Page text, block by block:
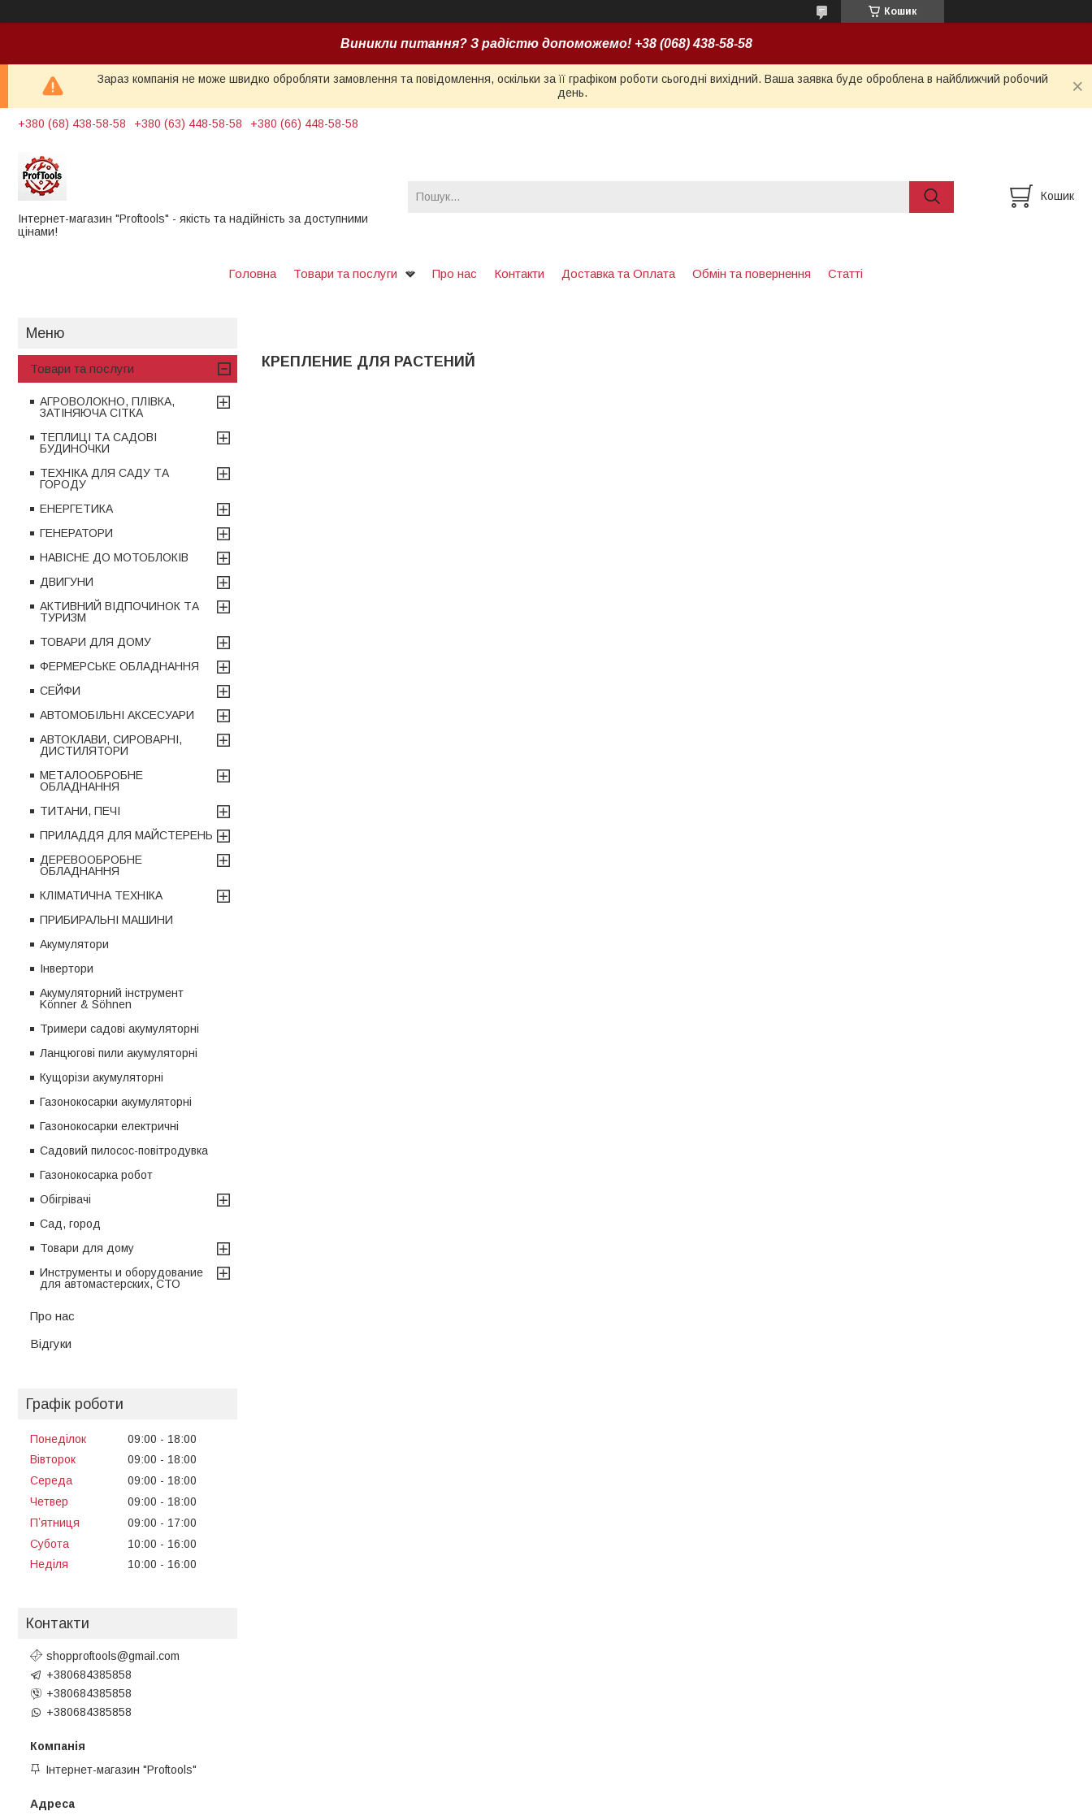
Кошик
Виникли питання? З радістю допоможемо! +38 (068) 438-58-58
Зараз компанія не може швидко обробляти замовлення та повідомлення, оскільки за її графіком роботи сьогодні вихідний. Ваша заявка буде оброблена в найближчий робочий
день.
+380 (68) 438-58-58 +380 (63) 448-58-58 +380 (66) 448-58-58
Інтернет-магазин "Proftools" - якість та надійність за доступними
цінами!
Кошик
Головна Товари та послуги Про нас Контакти Доставка та Оплата Обмін та повернення Статті
КРЕПЛЕНИЕ ДЛЯ РАСТЕНИЙ
Товари та послуги
АГРОВОЛОКНО, ПЛІВКА,
ЗАТІНЯЮЧА СІТКА
ТЕПЛИЦІ ТА САДОВІ
БУДИНОЧКИ
ТЕХНІКА ДЛЯ САДУ ТА
ГОРОДУ
ЕНЕРГЕТИКА
ГЕНЕРАТОРИ
НАВІСНЕ ДО МОТОБЛОКІВ
ДВИГУНИ
АКТИВНИЙ ВІДПОЧИНОК ТА
ТУРИЗМ
ТОВАРИ ДЛЯ ДОМУ
ФЕРМЕРСЬКЕ ОБЛАДНАННЯ
СЕЙФИ
АВТОМОБІЛЬНІ АКСЕСУАРИ
АВТОКЛАВИ, СИРОВАРНІ,
ДИСТИЛЯТОРИ
МЕТАЛООБРОБНЕ
ОБЛАДНАННЯ
ТИТАНИ, ПЕЧІ
ПРИЛАДДЯ ДЛЯ МАЙСТЕРЕНЬ
ДЕРЕВООБРОБНЕ
ОБЛАДНАННЯ
КЛІМАТИЧНА ТЕХНІКА
ПРИБИРАЛЬНІ МАШИНИ
Акумулятори
Інвертори
Акумуляторний інструмент
Könner & Söhnen
Тримери садові акумуляторні
Ланцюгові пили акумуляторні
Кущорізи акумуляторні
Газонокосарки акумуляторні
Газонокосарки електричні
Садовий пилосос-повітродувка
Газонокосарка робот
Обігрівачі
Сад, город
Товари для дому
Инструменты и оборудование
для автомастерских, СТО
Про нас
Відгуки
Графік роботи
Понеділок 09:00
18:00
Вівторок
09:00
18:00
Середа
09:00
18:00
Четвер
09:00
18:00
Пʼятниця
09:00
17:00
Субота
10:00
16:00
Неділя
10:00 16:00
Контакти
shopproftools@gmail.com
+380684385858
+380684385858
+380684385858
Інтернет-магазин "Proftools"